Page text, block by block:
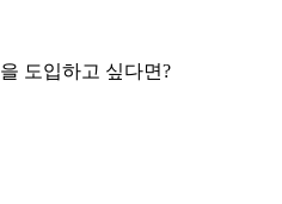
을 도입하고 싶다면?